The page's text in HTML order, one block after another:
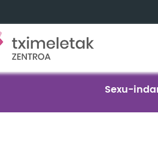
Sexu-